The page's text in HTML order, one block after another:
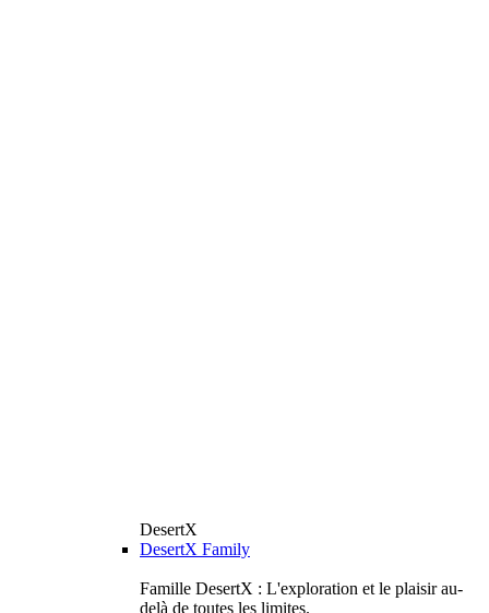
DesertX
DesertX Family
Famille DesertX : L'exploration et le plaisir au-
delà de toutes les limites.